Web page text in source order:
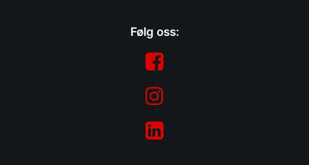
Følg oss: